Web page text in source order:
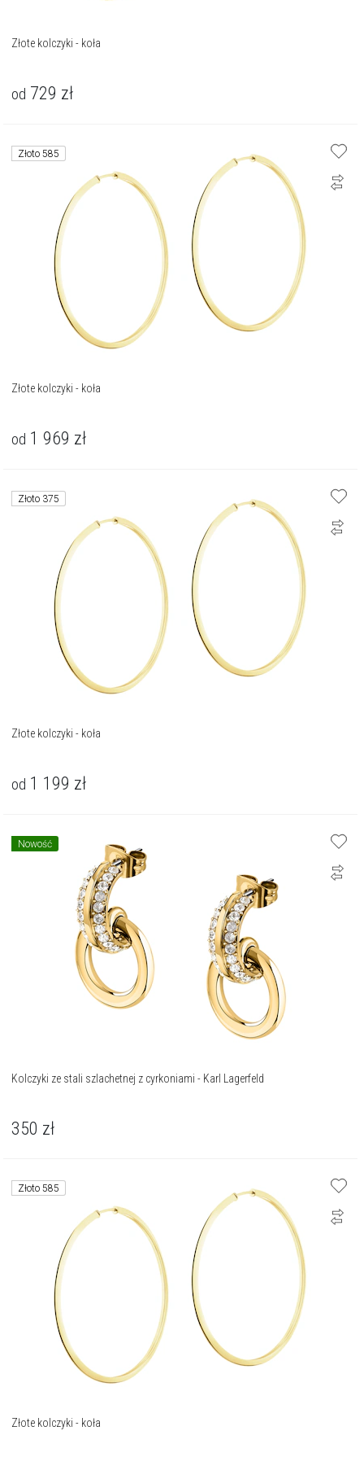
Złote kolczyki - koła
od 729 zł
Złoto 585
Złote kolczyki - koła
od 1 969 zł
Złoto 375
Złote kolczyki - koła
od 1 199 zł
Nowość
Kolczyki ze stali szlachetnej z cyrkoniami - Karl Lagerfeld
350 zł
Złoto 585
Złote kolczyki - koła